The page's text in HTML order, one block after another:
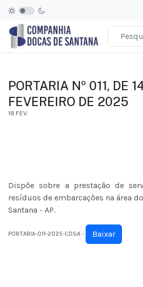
PORTARIA Nº 011, DE
FEVEREIRO DE 2025
18.FEV.
Dispõe sobre a prestação de
resíduos de embarcações na área
Santana - AP.
PORTARIA-011-2025-CDSA - Baixar